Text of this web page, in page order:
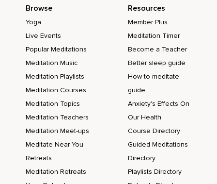
Browse
Yoga
Live Events
Popular Meditations
Meditation Music
Meditation Playlists
Meditation Courses
Meditation Topics
Meditation Teachers
Meditation Meet-ups
Meditate Near You
Retreats
Meditation Retreats
Resources
Member Plus
Meditation Timer
Become a Teacher
Better sleep guide
How to meditate
guide
Anxiety's Effects On
Our Health
Course Directory
Guided Meditations
Directory
Playlists Directory